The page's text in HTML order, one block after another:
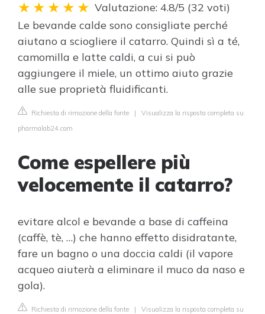
Valutazione: 4.8/5 (32 voti)
Le bevande calde sono consigliate perché
aiutano a sciogliere il catarro. Quindi sì a té,
camomilla e latte caldi, a cui si può
aggiungere il miele, un ottimo aiuto grazie
alle sue proprietà fluidificanti.
Richiesta di rimozione della fonte | Visualizza la risposta completa su
pharmalab24.com
Come espellere più
velocemente il catarro?
evitare alcol e bevande a base di caffeina
(caffè, tè, …) che hanno effetto disidratante,
fare un bagno o una doccia caldi (il vapore
acqueo aiuterà a eliminare il muco da naso e
gola).
Richiesta di rimozione della fonte | Visualizza la risposta completa su